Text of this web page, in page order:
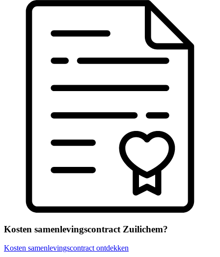
Kosten samenlevingscontract Zuilichem?
Kosten samenlevingscontract ontdekken